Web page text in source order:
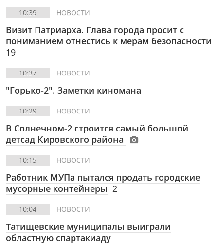
10:39 НОВОСТИ
Визит Патриарха. Глава города просит с
пониманием отнестись к мерам безопасности
19
10:37 НОВОСТИ
"Горько-2". Заметки киномана
10:29 НОВОСТИ
В Солнечном-2 строится самый большой
детсад Кировского района
10:15 НОВОСТИ
Работник МУПа пытался продать городские
мусорные контейнеры 2
10:04 НОВОСТИ
Татищевские муниципалы выиграли
областную спартакиаду